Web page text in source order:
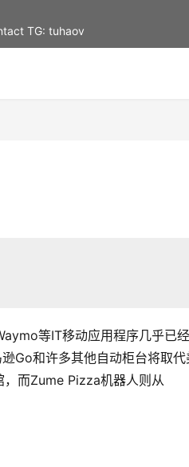
等IT移动应用程序几乎已
Go和许多其他自动柜台将取代
而Zume Pizza机器人则从
TG: tuhaov